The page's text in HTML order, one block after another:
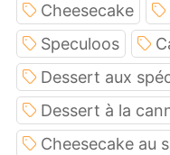
Cheesecake
Speculoos
Dessert aux
Dessert à la
Cheesecake au